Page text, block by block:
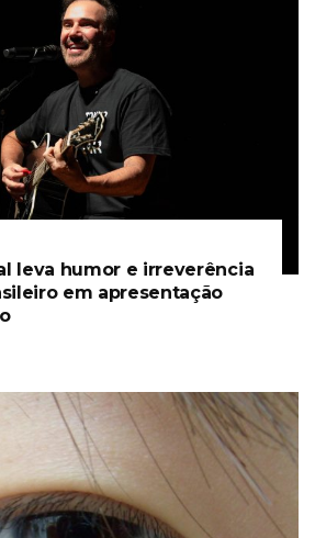
leva humor e irreverência
em apresentação